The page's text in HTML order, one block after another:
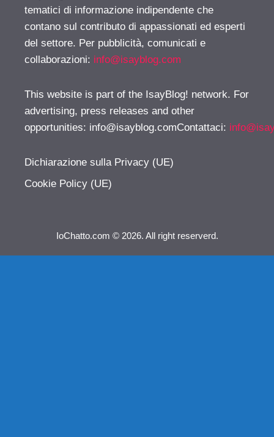
tematici di informazione indipendente che
contano sul contributo di appassionati ed esperti
del settore. Per pubblicità, comunicati e
collaborazioni: info@isayblog.com
This website is part of the IsayBlog! network. For
advertising, press releases and other
opportunities: info@isayblog.comContattaci:
Dichiarazione sulla Privacy (UE)
Cookie Policy (UE)
IoChatto.com © 2026. All right reserverd.